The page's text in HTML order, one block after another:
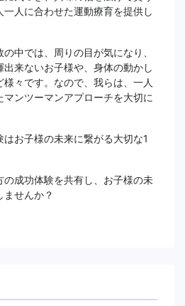
人に合わせた運動療育を提供し
中では、周りの目が気になり、
出来ないお子様や、身体の動かし
々です。なので、我らは、一人
ンツーマンアプローチを大切に
お子様の未来に繋がる大切な1
成功体験を共有し、お子様の未
せんか？